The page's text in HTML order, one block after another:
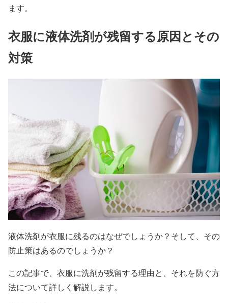
ます。
衣服に液体洗剤が残留する原因とその
対策
液体洗剤が衣服に残るのはなぜでしょうか？そして、その
防止策はあるのでしょうか？
この記事で、衣服に洗剤が残留する理由と、それを防ぐ方
法について詳しく解説します。